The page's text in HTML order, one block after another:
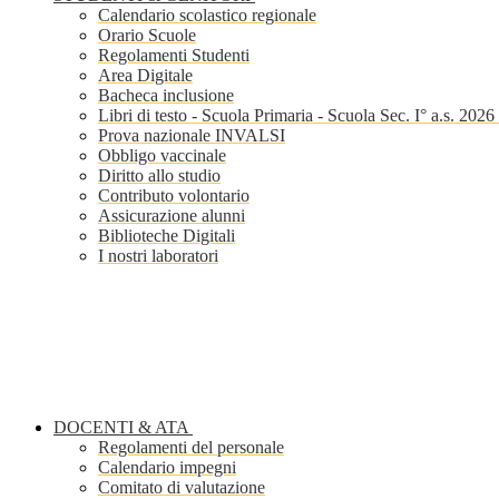
Calendario scolastico regionale
Orario Scuole
Regolamenti Studenti
Area Digitale
Bacheca inclusione
Libri di testo - Scuola Primaria - Scuola Sec. I° a.s. 2026
Prova nazionale INVALSI
Obbligo vaccinale
Diritto allo studio
Contributo volontario
Assicurazione alunni
Biblioteche Digitali
I nostri laboratori
DOCENTI & ATA
Regolamenti del personale
Calendario impegni
Comitato di valutazione